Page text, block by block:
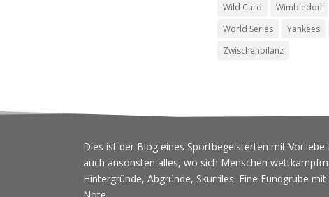
Wild Card
Wimbledon
World Series
Yankees
Zwischenbilanz
Dies ist der Blog eines Sportbegeisterten mit Vorliebe
auch ansonsten alles, wo sich Menschen
Hintergründe, Abgründe, Skurriles. Eine Fundgrube